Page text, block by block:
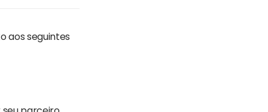
aos seguintes